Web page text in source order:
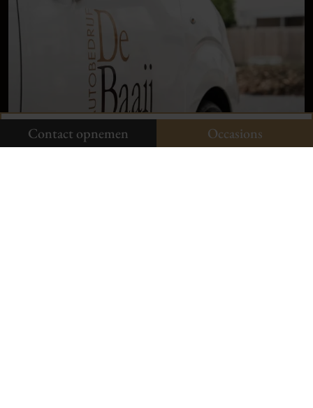
Contact opnemen
Contact opnemen Occasions
vertellen
Plan uw onderhoud
Onze occasions